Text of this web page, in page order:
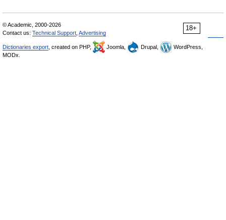
18+
© Academic, 2000-2026
Contact us: Technical Support Advertising
Dictionaries export , created on PHP, Joomla, Drupal,
WordPress,
MODx.